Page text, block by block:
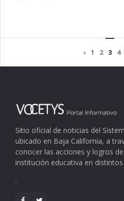
‹ 1 2 3 4
Sitio oficial de noticias del
ubicado en Baja California, a
conocer las acciones y logros
institución educativa en
.